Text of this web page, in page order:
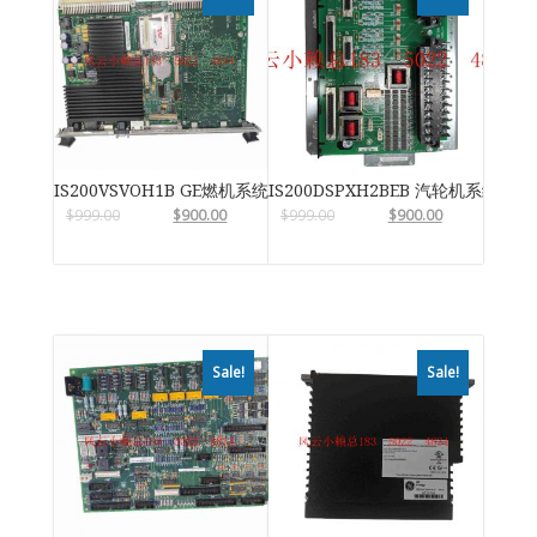
IS200VSVOH1B GE燃机系统
$999.00 $900.00
IS200DSPXH2BEB 汽轮机系统卡件
$999.00 $900.00
Sale! Sale!